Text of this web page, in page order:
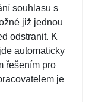
souhlasu s
již jednou
odstranit. K
automaticky
řešením pro
je